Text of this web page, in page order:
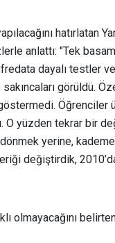
hatırlatan
anlattı: "Tek
dayalı testler
görüldü.
Öğrenciler
O yüzden tekrar bir
yerine,
değiştirdik,
olmayacağını